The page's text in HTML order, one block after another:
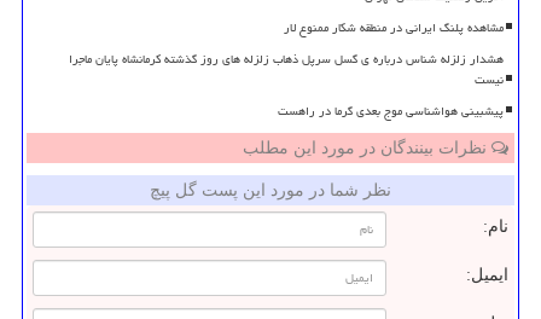
مشاهده پلنگ ایرانی در منطقه شکار ممنوع لار
هشدار زلزله شناس درباره ی گسل سرپل ذهاب زلزله های روز گذشته کرمانشاه پایان ماجرا
نیست
پیشبینی هواشناسی موج بعدی گرما در راهست
نظرات بینندگان در مورد این مطلب
نظر شما در مورد این پست گل پیچ
نام:
ایمیل: